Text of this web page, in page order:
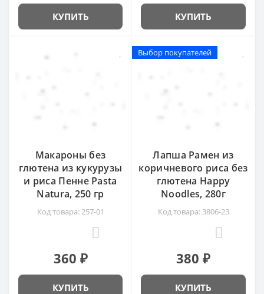
КУПИТЬ КУПИТЬ
Макароны без
глютена из кукурузы
и риса Пенне Pasta
Natura, 250 гр
Код товара: 257-01
360 ₽
КУПИТЬ
Выбор покупателей
Выбор покупателей
Лапша Рамен из
коричневого риса без
глютена Happy
Noodles, 280г
Код товара: 3806-23
380 ₽
КУПИТЬ